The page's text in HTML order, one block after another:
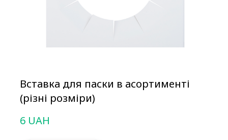
Вставка для паски в асортименті
(різні розміри)
6 UAH